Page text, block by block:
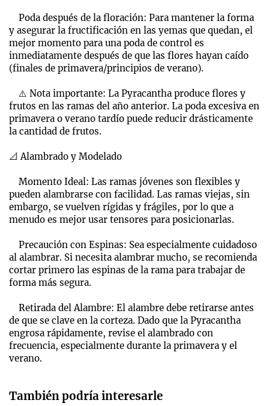
Poda después de la floración: Para mantener la forma
y asegurar la fructificación en las yemas que quedan, el
mejor momento para una poda de control es
inmediatamente después de que las flores hayan caído
(finales de primavera/principios de verano).
⚠️ Nota importante: La Pyracantha produce flores y
frutos en las ramas del año anterior. La poda excesiva en
primavera o verano tardío puede reducir drásticamente
la cantidad de frutos.
📐 Alambrado y Modelado
Momento Ideal: Las ramas jóvenes son flexibles y
pueden alambrarse con facilidad. Las ramas viejas, sin
embargo, se vuelven rígidas y frágiles, por lo que a
menudo es mejor usar tensores para posicionarlas.
Precaución con Espinas: Sea especialmente cuidadoso
al alambrar. Si necesita alambrar mucho, se recomienda
cortar primero las espinas de la rama para trabajar de
forma más segura.
Retirada del Alambre: El alambre debe retirarse antes
de que se clave en la corteza. Dado que la Pyracantha
engrosa rápidamente, revise el alambrado con
frecuencia, especialmente durante la primavera y el
verano.
También podría interesarle